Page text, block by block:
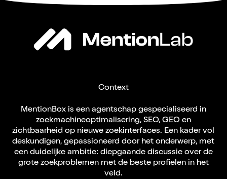
Context
MentionBox is een agentschap gespecialiseerd in
zoekmachineoptimalisering, SEO, GEO en
zichtbaarheid op nieuwe zoekinterfaces. Een kader vol
deskundigen, gepassioneerd door het onderwerp, met
een duidelijke ambitie: diepgaande discussie over de
grote zoekproblemen met de beste profielen in het
veld.